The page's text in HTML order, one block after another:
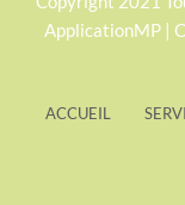
ApplicationMP |
ACCUEIL